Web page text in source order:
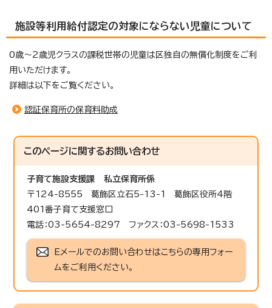
施設等利用給付認定の対象にならない児童について
0歳～2歳児クラスの課税世帯の児童は区独自の無償化制度をご利
用いただけます。
詳細は以下をご覧ください。
認証保育所の保育料助成
このページに関するお問い合わせ
子育て施設支援課
私立保育所係
〒124-8555 葛飾区立石5-13-1 葛飾区役所4階
401番子育て支援窓口
電話：03-5654-8297 ファクス：03-5698-1533
Eメールでのお問い合わせはこちらの専用フォー
ムをご利用ください。